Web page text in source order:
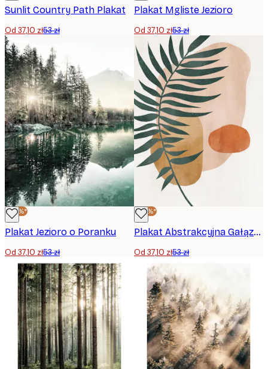
Sunlit Country Path Plakat
Od 37,10 zł53 zł
Plakat Mgliste Jezioro
Od 37,10 zł53 zł
-30%*
Plakat Jezioro o Poranku
Od 37,10 zł53 zł
-30%*
Plakat Abstrakcyjna Gałązka
Od 37,10 zł53 zł